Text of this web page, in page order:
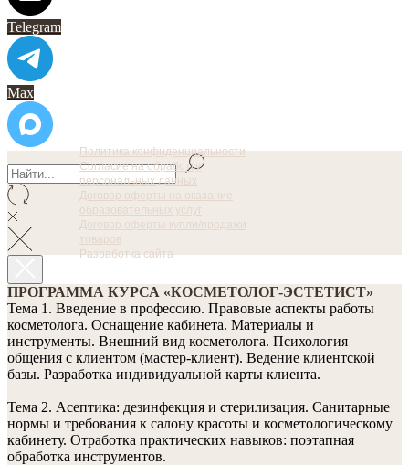
Telegram
Max
ПРОГРАММА КУРСА «КОСМЕТОЛОГ-ЭСТЕТИСТ»
Тема 1. Введение в профессию. Правовые аспекты работы
косметолога. Оснащение кабинета. Материалы и
инструменты. Внешний вид косметолога. Психология
общения с клиентом (мастер-клиент). Ведение клиентской
базы. Разработка индивидуальной карты клиента.
Тема 2. Асептика: дезинфекция и стерилизация. Санитарные
нормы и требования к салону красоты и косметологическому
кабинету. Отработка практических навыков: поэтапная
обработка инструментов.
Политика конфиденциальности
Согласие на обработку
персональных данных
Договор оферты на оказание
образовательных услуг
Договор оферты купли/продажи
товаров
Разработка сайта